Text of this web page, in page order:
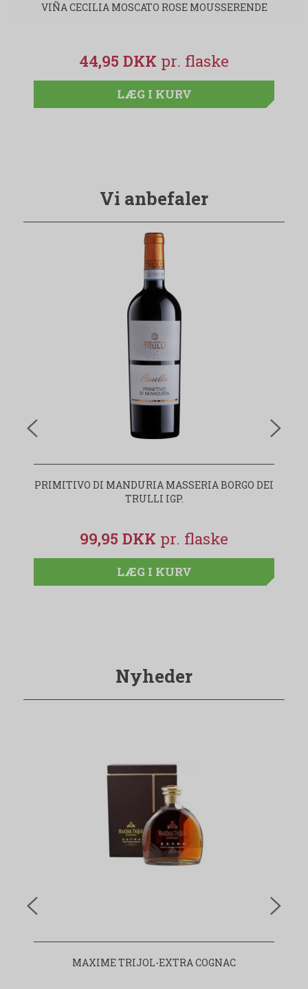
VIÑA CECILIA MOSCATO ROSE MOUSSERENDE
44,95 DKK
LÆG I KURV
Vi anbefaler
PRIMITIVO DI MANDURIA MASSERIA BORGO DEI
TRULLI IGP.
99,95 DKK
LÆG I KURV
Nyheder
MAXIME TRIJOL-EXTRA COGNAC